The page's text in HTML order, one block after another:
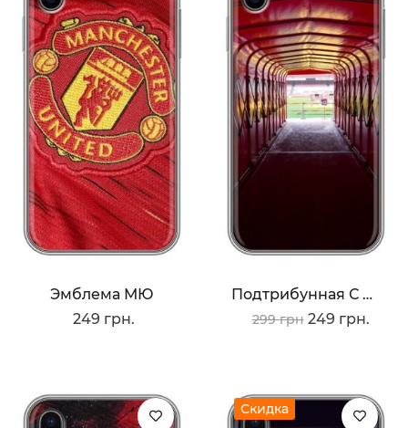
Эмблема МЮ
249 грн.
Подтрибунная С Олд Трафорд
299 грн 249 грн.
Скидка